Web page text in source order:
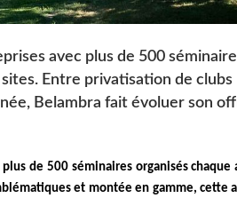
avec plus de 500
Entre privatisation de clubs
Belambra fait évoluer son
de 500 séminaires organisés chaque
et montée en gamme, cette